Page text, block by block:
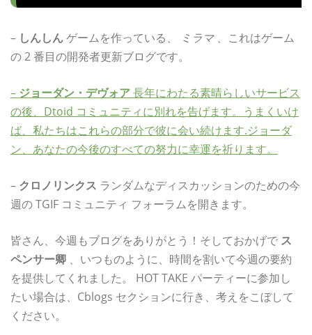
– しんしんゲームを作っている、 ミラマ、これはゲーム
の 2 番目の開発者更新ブログです。
– ジョーダン・デヴォア長年にわたる素晴らしいサービス
の後、Dtoid コミュニティに別れを告げます。うまくいけ
ば、私たちはこれらの部分で彼に会い続けます.ジョーダ
ン、あなたの今後のすべての努力に幸運を祈ります。
– クロノリンクス ランダムなディスカッションのための今
週の TGIF コミュニティ フォーラムを開きます。
皆さん、今週もブログをありがとう！そしておかげで ス
ペンサー卿 、いつものように、時間を割いて今週の要約
を提供してくれました。 HOT TAKE パーティーに参加し
たい場合は、Cblogs セクションに行き、考えをこぼして
ください。